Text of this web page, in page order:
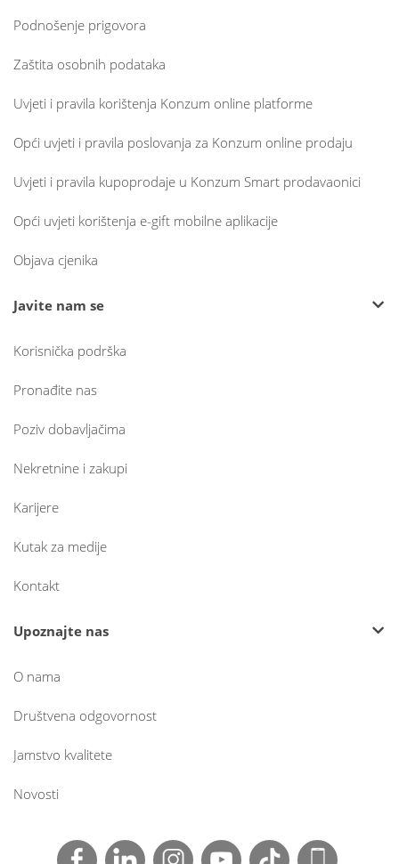
Podnošenje prigovora
Zaštita osobnih podataka
Uvjeti i pravila korištenja Konzum online platforme
Opći uvjeti i pravila poslovanja za Konzum online prodaju
Uvjeti i pravila kupoprodaje u Konzum Smart prodavaonici
Opći uvjeti korištenja e-gift mobilne aplikacije
Objava cjenika
Javite nam se
Korisnička podrška
Pronađite nas
Poziv dobavljačima
Nekretnine i zakupi
Karijere
Kutak za medije
Kontakt
Upoznajte nas
O nama
Društvena odgovornost
Jamstvo kvalitete
Novosti